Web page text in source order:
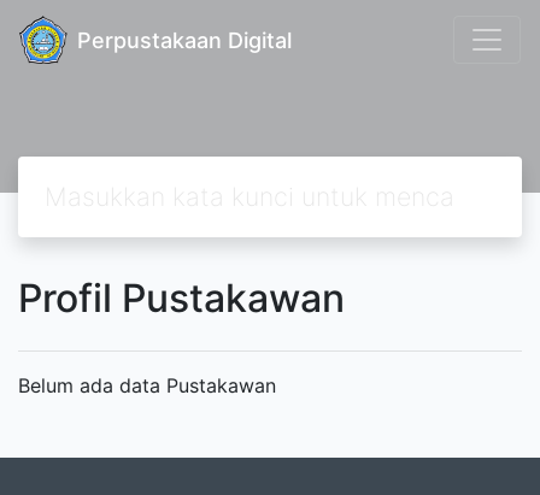
Perpustakaan Digital
Profil Pustakawan
Belum ada data Pustakawan